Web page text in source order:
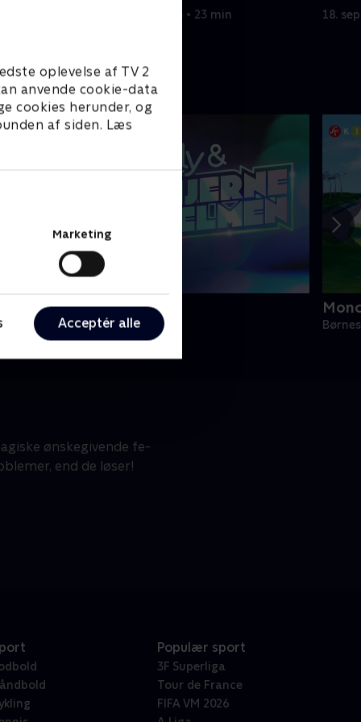
oplevelse af TV 2
anvende cookie-data
cookies herunder, og
af siden. Læs
Marketing
Acceptér alle
18. september 2023 • 23 min 18.
Olly og Hjernehjelmen
• 1 sæsoner
ønskegivende fe-
end de løser!
Populær sport
3F Superliga
Tour de France
FIFA VM 2026